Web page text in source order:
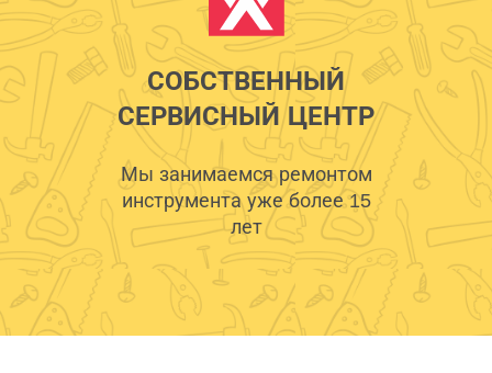
СОБСТВЕННЫЙ
СЕРВИСНЫЙ ЦЕНТР
Мы занимаемся ремонтом
инструмента уже более 15
лет